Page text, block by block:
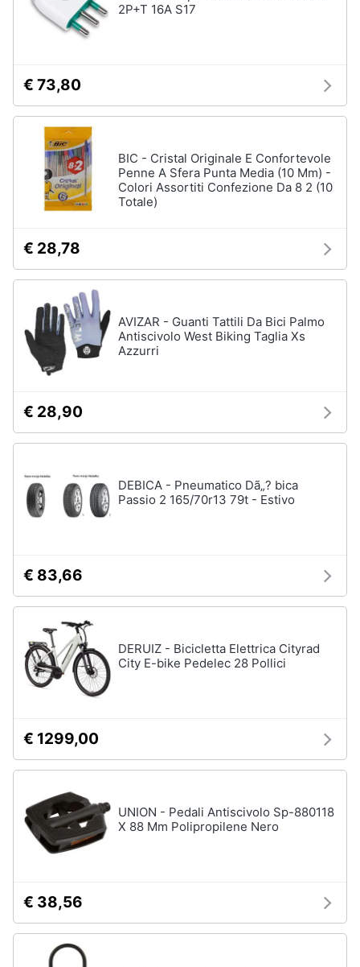
2P+T 16A S17
€ 73,80
BIC - Cristal Originale E Confortevole
Penne A Sfera Punta Media (10 Mm) -
Colori Assortiti Confezione Da 8 2 (10
Totale)
€ 28,78
AVIZAR - Guanti Tattili Da Bici Palmo
Antiscivolo West Biking Taglia Xs
Azzurri
€ 28,90
DEBICA - Pneumatico Dã„? bica
Passio 2 165/70r13 79t - Estivo
€ 83,66
DERUIZ - Bicicletta Elettrica Cityrad
City E-bike Pedelec 28 Pollici
€ 1299,00
UNION - Pedali Antiscivolo Sp-880118
X 88 Mm Polipropilene Nero
€ 38,56